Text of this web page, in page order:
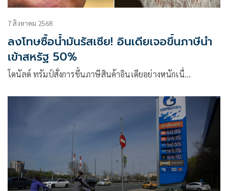
7 สิงหาคม 2568
ลงโทษซื้อน้ำมันรัสเซีย! อินเดียเจอขึ้นภาษีนำ
เข้าสหรัฐ 50%
โดนัลด์ ทรัมป์สั่งการขึ้นภาษีสินค้าอินเดียอย่างหนักเนื่…